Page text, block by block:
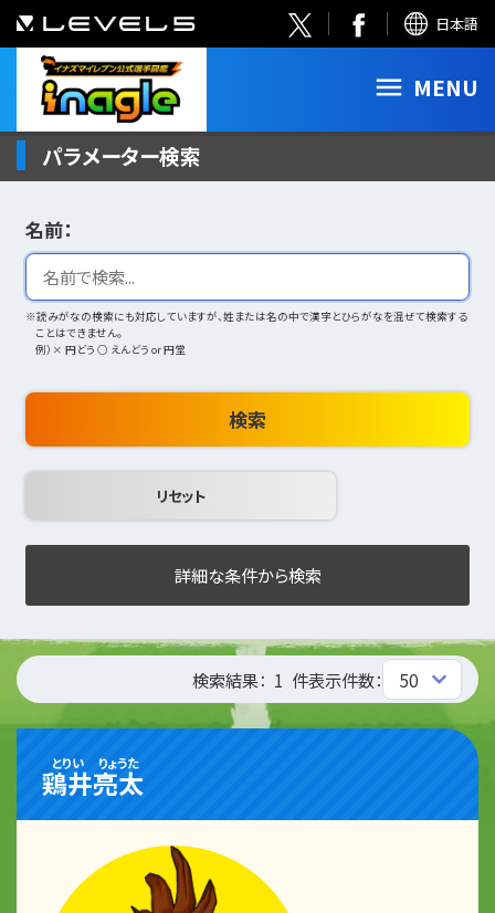
日本語
MENU
パラメーター検索
名前：
※読みがなの検索にも対応していますが、姓または名の中で漢字とひらがなを混ぜて検索する
ことはできません。
例）× 円どう ○ えんどう or 円堂
検索
詳細な条件から検索
検索結果： 1 件表示件数：
鶏井
とりい
亮太
りょうた